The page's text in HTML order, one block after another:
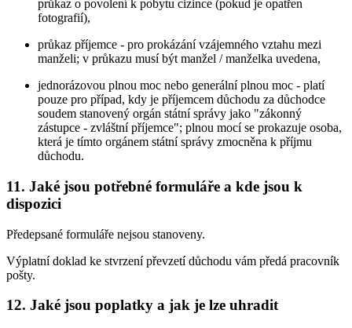
průkaz o povolení k pobytu cizince (pokud je opatřen
fotografií),
průkaz příjemce - pro prokázání vzájemného vztahu mezi
manželi; v průkazu musí být manžel / manželka uvedena,
jednorázovou plnou moc nebo generální plnou moc - platí
pouze pro případ, kdy je příjemcem důchodu za důchodce
soudem stanovený orgán státní správy jako "zákonný
zástupce - zvláštní příjemce"; plnou mocí se prokazuje osoba,
která je tímto orgánem státní správy zmocněna k příjmu
důchodu.
11. Jaké jsou potřebné formuláře a kde jsou k
dispozici
Předepsané formuláře nejsou stanoveny.
Výplatní doklad ke stvrzení převzetí důchodu vám předá pracovník
pošty.
12. Jaké jsou poplatky a jak je lze uhradit